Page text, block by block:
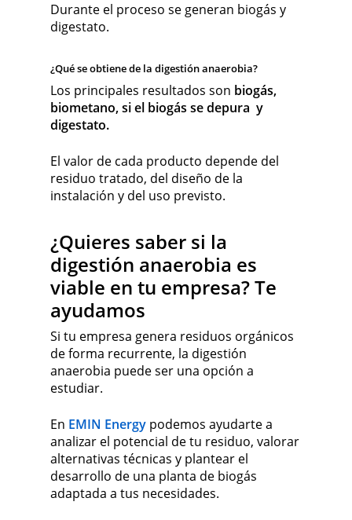
Durante el proceso se generan biogás y
digestato.
¿Qué se obtiene de la digestión anaerobia?
Los principales resultados son biogás,
biometano, si el biogás se depura y
digestato.
El valor de cada producto depende del
residuo tratado, del diseño de la
instalación y del uso previsto.
¿Quieres saber si la
digestión anaerobia es
viable en tu empresa? Te
ayudamos
Si tu empresa genera residuos orgánicos
de forma recurrente, la digestión
anaerobia puede ser una opción a
estudiar.
En EMIN Energy podemos ayudarte a
analizar el potencial de tu residuo, valorar
alternativas técnicas y plantear el
desarrollo de una planta de biogás
adaptada a tus necesidades.